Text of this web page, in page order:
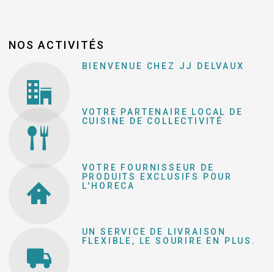
NOS ACTIVITÉS
BIENVENUE CHEZ JJ DELVAUX
VOTRE PARTENAIRE LOCAL DE
CUISINE DE COLLECTIVITÉ
VOTRE FOURNISSEUR DE
PRODUITS EXCLUSIFS POUR
L'HORECA
UN SERVICE DE LIVRAISON
FLEXIBLE, LE SOURIRE EN PLUS.